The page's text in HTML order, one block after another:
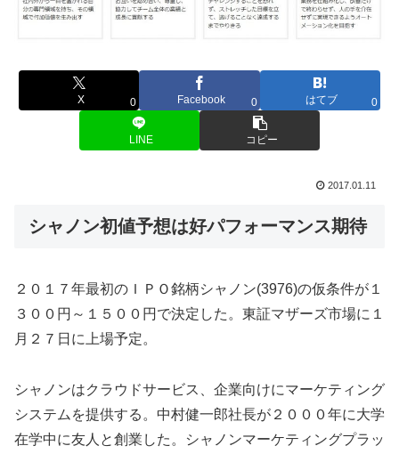
X 0 Facebook 0 はてブ 0
LINE コピー
2017.01.11
シャノン初値予想は好パフォーマンス期待
２０１７年最初のＩＰＯ銘柄シャノン(3976)の仮条件が１
３００円～１５００円で決定した。東証マザーズ市場に１
月２７日に上場予定。
シャノンはクラウドサービス、企業向けにマーケティング
システムを提供する。中村健一郎社長が２０００年に大学
在学中に友人と創業した。シャノンマーケティングプラッ